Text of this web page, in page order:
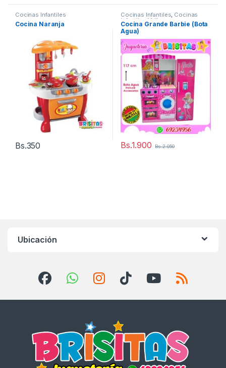
Cocinas Infantiles
Cocina Naranja
Bs.350
Cocinas Infantiles, Cocinas
Infantiles Mdf
Cocina Grande Barbie (Bota
Agua)
Bs.1.900 Bs.2.050
Ubicación